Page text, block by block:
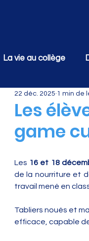
La vie au collège
Les
game
22 déc. 2025 1 min de
Les 16 et 18
de la nourriture et
travail mené en
Tabliers noués et
efficace, capable